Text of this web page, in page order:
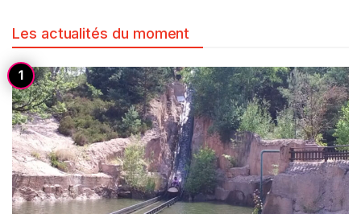
Les actualités du moment